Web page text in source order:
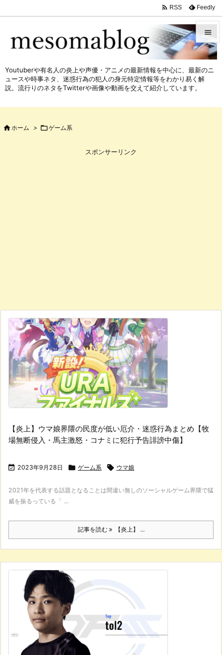



 RSS Feedly
Youtuberや有名人の炎上や声優・アニメの最新情報を中心に、最新のニ
ュースや時事ネタ、迷惑行為の犯人の身元特定情報等をわかり易く解
説。流行りのネタをTwitterや画像や動画を交えて紹介しています。
 ホーム > ゲーム系
スポンサーリンク
【炎上】ウマ娘界隈の民度が低い厄介・迷惑行為まとめ【牧
場無断侵入・馬主激怒・コナミに犯行予告誹謗中傷】
 2023年9月28日  ゲーム系  ウマ娘
2021年を代表する話題となることは間違い無しのソーシャルゲーム界隈で猛
威を振るっている「 ...
記事を読む 【炎上】 ...